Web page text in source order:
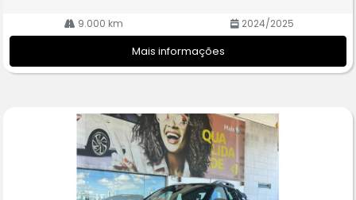
9.000 km 2024/2025
Mais informações